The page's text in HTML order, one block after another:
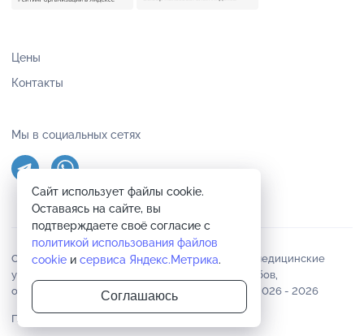
Цены
Контакты
Мы в социальных сетях
Стоматология НИКА в городе Чехов оказывает медицинские
услуги по лечению, удалению и профгигиене зубов,
ортопедическая стоматология, имплантация © 2026 - 2026
Политика конфиденциальности
Сайт использует файлы cookie.
Оставаясь на сайте, вы
подтверждаете своё согласие с
политикой использования файлов
cookieи сервиса Яндекс.Метрика.
Соглашаюсь